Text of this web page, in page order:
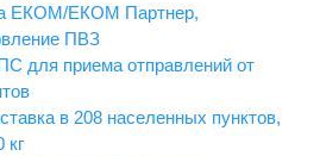
ЕКОМ/ЕКОМ Партнер,
ПВЗ
для приема отправлений от
в 208 населенных пунктов,
кг